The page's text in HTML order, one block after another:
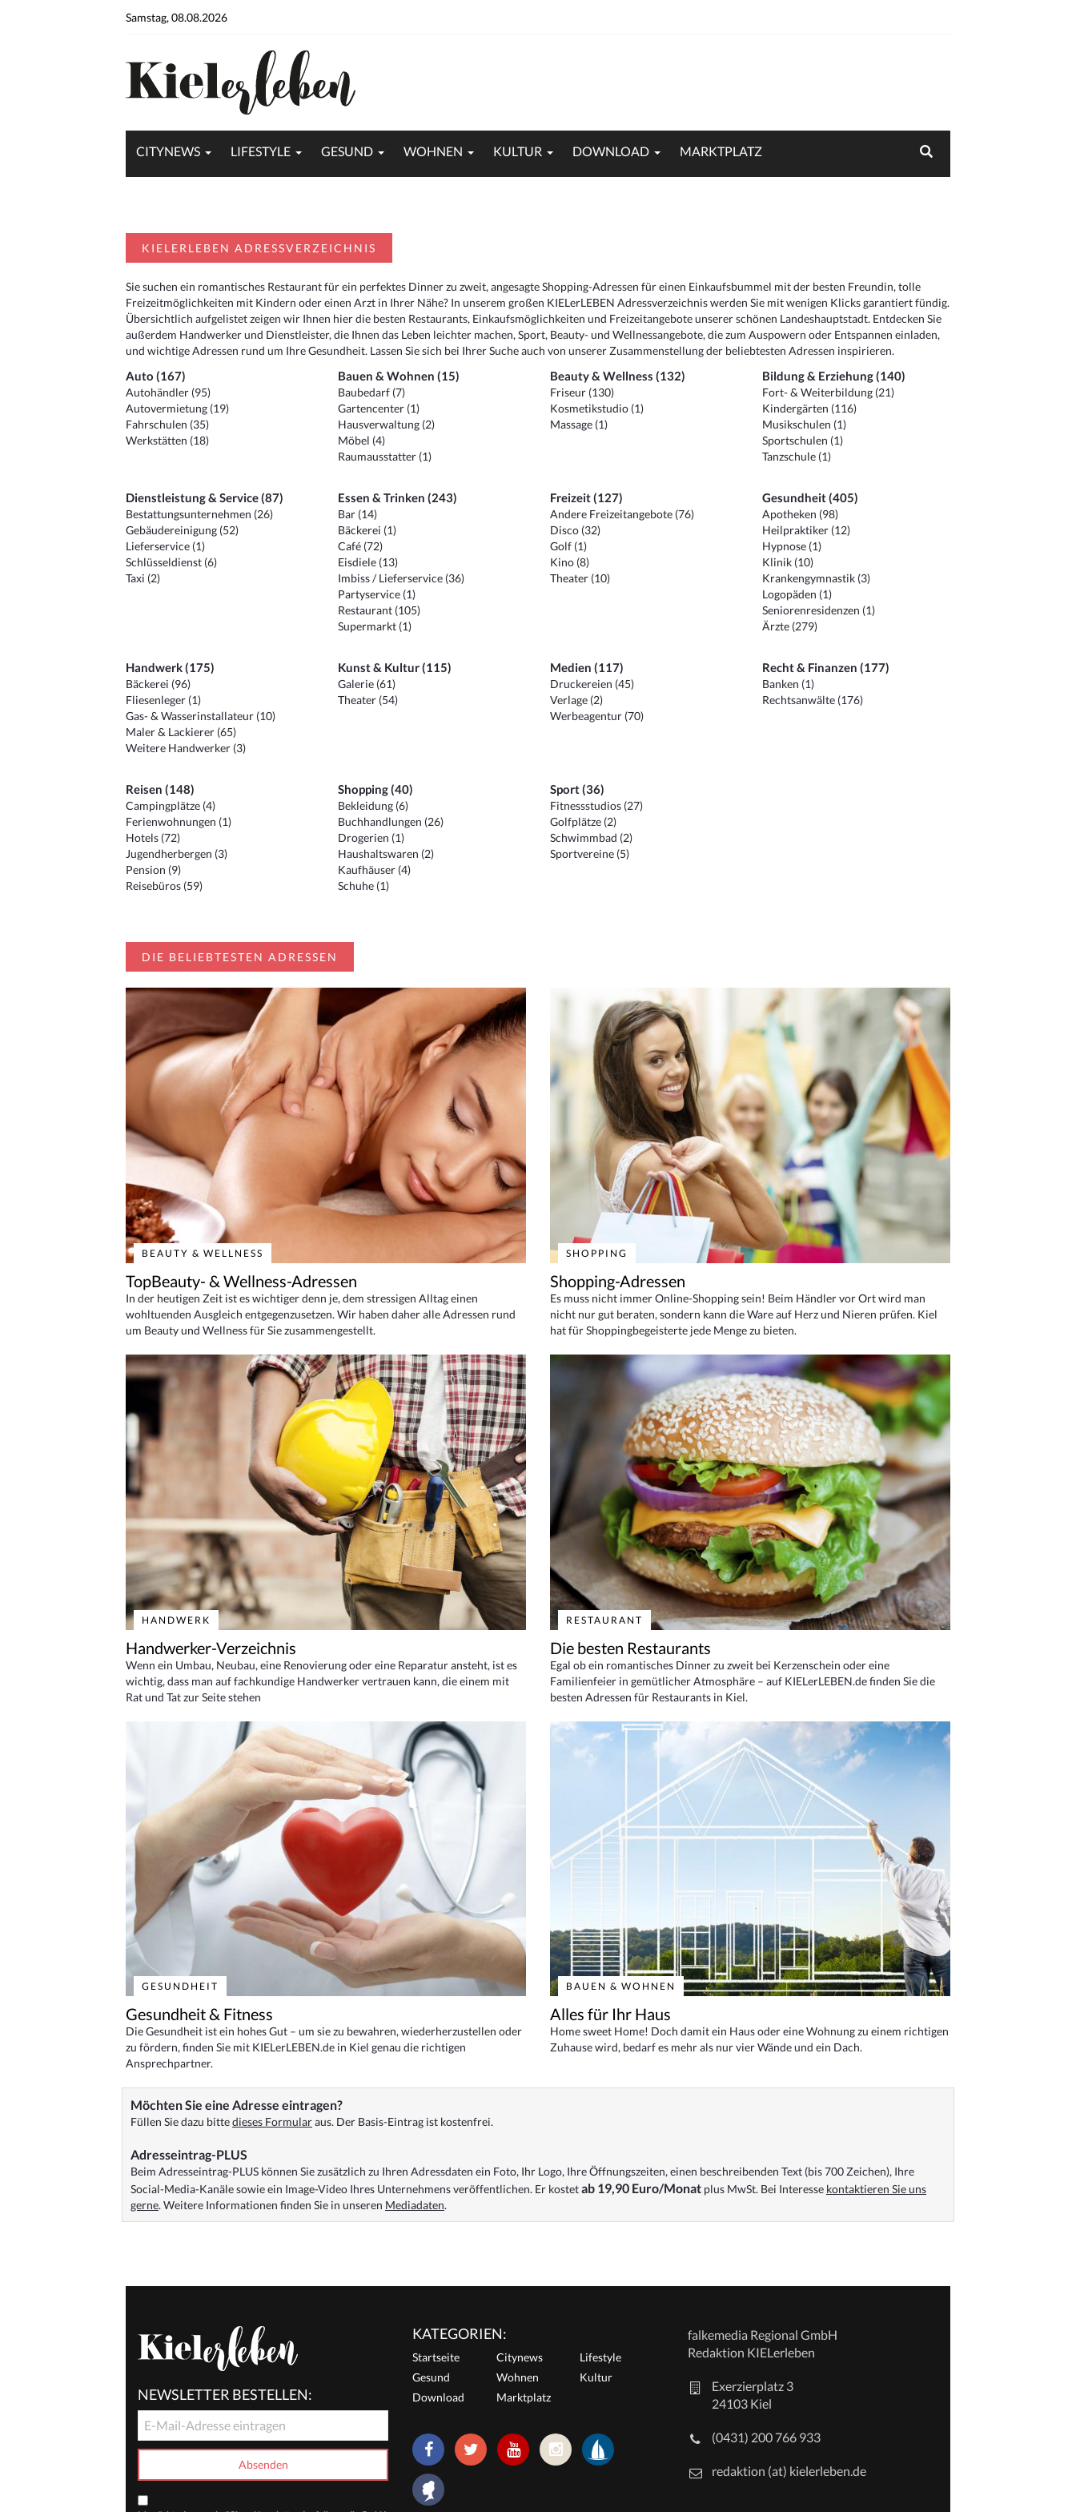
Samstag, 08.08.2026
CITYNEWS LIFESTYLE GESUND WOHNEN KULTUR DOWNLOAD MARKTPLATZ
KIELERLEBEN ADRESSVERZEICHNIS
Sie suchen ein romantisches Restaurant für ein perfektes Dinner zu zweit, angesagte Shopping-Adressen für einen Einkaufsbummel mit der besten Freundin, tolle
Freizeitmöglichkeiten mit Kindern oder einen Arzt in Ihrer Nähe? In unserem großen KIELerLEBEN Adressverzeichnis werden Sie mit wenigen Klicks garantiert fündig.
Übersichtlich aufgelistet zeigen wir Ihnen hier die besten Restaurants, Einkaufsmöglichkeiten und Freizeitangebote unserer schönen Landeshauptstadt. Entdecken Sie
außerdem Handwerker und Dienstleister, die Ihnen das Leben leichter machen, Sport, Beauty- und Wellnessangebote, die zum Auspowern oder Entspannen einladen,
und wichtige Adressen rund um Ihre Gesundheit. Lassen Sie sich bei Ihrer Suche auch von unserer Zusammenstellung der beliebtesten Adressen inspirieren.
Auto (167)
Autohändler (95)
Autovermietung (19)
Fahrschulen (35)
Werkstätten (18)
Bauen & Wohnen (15)
Baubedarf (7)
Gartencenter (1)
Hausverwaltung (2)
Möbel (4)
Raumausstatter (1)
Beauty & Wellness (132)
Friseur (130)
Kosmetikstudio (1)
Massage (1)
Bildung & Erziehung (140)
Fort- & Weiterbildung (21)
Kindergärten (116)
Musikschulen (1)
Sportschulen (1)
Tanzschule (1)
Dienstleistung & Service (87)
Bestattungsunternehmen (26)
Gebäudereinigung (52)
Lieferservice (1)
Schlüsseldienst (6)
Taxi (2)
Essen & Trinken (243)
Bar (14)
Bäckerei (1)
Café (72)
Eisdiele (13)
Imbiss / Lieferservice (36)
Partyservice (1)
Restaurant (105)
Supermarkt (1)
Freizeit (127)
Andere Freizeitangebote (76)
Disco (32)
Golf (1)
Kino (8)
Theater (10)
Gesundheit (405)
Apotheken (98)
Heilpraktiker (12)
Hypnose (1)
Klinik (10)
Krankengymnastik (3)
Logopäden (1)
Seniorenresidenzen (1)
Ärzte (279)
Handwerk (175)
Bäckerei (96)
Fliesenleger (1)
Gas- & Wasserinstallateur (10)
Maler & Lackierer (65)
Weitere Handwerker (3)
Kunst & Kultur (115)
Galerie (61)
Theater (54)
Medien (117)
Druckereien (45)
Verlage (2)
Werbeagentur (70)
Recht & Finanzen (177)
Banken (1)
Rechtsanwälte (176)
Reisen (148)
Campingplätze (4)
Ferienwohnungen (1)
Hotels (72)
Jugendherbergen (3)
Pension (9)
Reisebüros (59)
Shopping (40)
Bekleidung (6)
Buchhandlungen (26)
Drogerien (1)
Haushaltswaren (2)
Kaufhäuser (4)
Schuhe (1)
Sport (36)
Fitnessstudios (27)
Golfplätze (2)
Schwimmbad (2)
Sportvereine (5)
DIE BELIEBTESTEN ADRESSEN
BEAUTY & WELLNESS
TopBeauty- & Wellness-Adressen
In der heutigen Zeit ist es wichtiger denn je, dem stressigen Alltag einen
wohltuenden Ausgleich entgegenzusetzen. Wir haben daher alle Adressen rund
um Beauty und Wellness für Sie zusammengestellt.
SHOPPING
Shopping-Adressen
Es muss nicht immer Online-Shopping sein! Beim Händler vor Ort wird man
nicht nur gut beraten, sondern kann die Ware auf Herz und Nieren prüfen. Kiel
hat für Shoppingbegeisterte jede Menge zu bieten.
HANDWERK
Handwerker-Verzeichnis
Wenn ein Umbau, Neubau, eine Renovierung oder eine Reparatur ansteht, ist es
wichtig, dass man auf fachkundige Handwerker vertrauen kann, die einem mit
Rat und Tat zur Seite stehen
RESTAURANT
Die besten Restaurants
Egal ob ein romantisches Dinner zu zweit bei Kerzenschein oder eine
Familienfeier in gemütlicher Atmosphäre – auf KIELerLEBEN.de finden Sie die
besten Adressen für Restaurants in Kiel.
GESUNDHEIT
Gesundheit & Fitness
Die Gesundheit ist ein hohes Gut – um sie zu bewahren, wiederherzustellen oder
zu fördern, finden Sie mit KIELerLEBEN.de in Kiel genau die richtigen
Ansprechpartner.
BAUEN & WOHNEN
Alles für Ihr Haus
Home sweet Home! Doch damit ein Haus oder eine Wohnung zu einem richtigen
Zuhause wird, bedarf es mehr als nur vier Wände und ein Dach.
Möchten Sie eine Adresse eintragen?
Füllen Sie dazu bittedieses Formularaus. Der Basis-Eintrag ist kostenfrei.
Adresseintrag-PLUS
Beim Adresseintrag-PLUS können Sie zusätzlich zu Ihren Adressdaten ein Foto, Ihr Logo, Ihre Öffnungszeiten, einen beschreibenden Text (bis 700 Zeichen), Ihre
Social-Media-Kanäle sowie ein Image-Video Ihres Unternehmens veröffentlichen. Er kostetab 19,90 Euro/Monat plus MwSt. Bei Interesse kontaktieren Sie uns
gerne. Weitere Informationen finden Sie in unseren Mediadaten.
NEWSLETTER BESTELLEN:
KATEGORIEN:
Startseite Citynews
Lifestyle
Gesund
Wohnen
Kultur
Download
Marktplatz
falkemedia Regional GmbH
Redaktion KIELerleben
Exerzierplatz 3
24103 Kiel
(0431) 200 766 933
redaktion (at) kielerleben.de